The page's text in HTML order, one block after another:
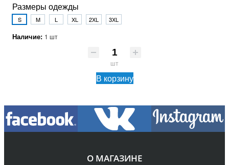
Размеры одежды
S M L XL 2XL 3XL
Наличие: 1 шт
шт
В корзину
О МАГАЗИНЕ